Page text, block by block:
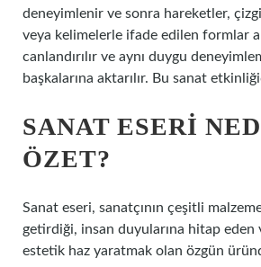
deneyimlenir ve sonra hareketler,
veya kelimelerle ifade edilen formlar
canlandırılır ve aynı duygu
başkalarına aktarılır. Bu sanat
SANAT ESERI
ÖZET?
Sanat eseri, sanatçının çeşitli
getirdiği, insan duyularına hitap eden
estetik haz yaratmak olan özgün